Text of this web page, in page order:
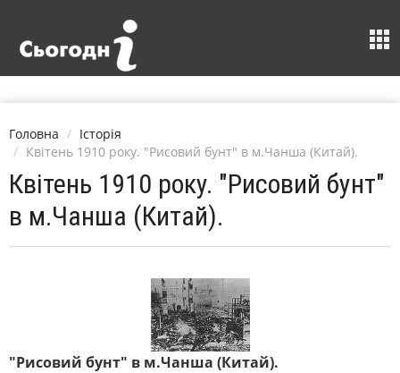
Головна
Історія
Квітень 1910 року. "Рисовий бунт" в м.Чанша (Китай).
Квітень 1910 року. "Рисовий бунт"
в м.Чанша (Китай).
"Рисовий бунт" в м.Чанша (Китай).